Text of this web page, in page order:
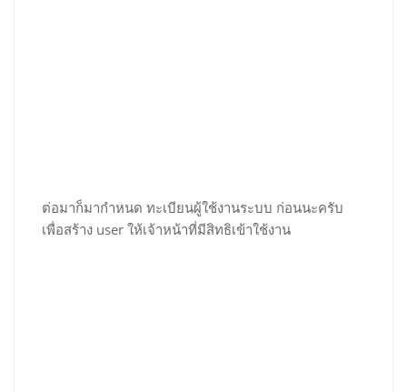
ต่อมาก็มากำหนด ทะเบียนผู้ใช้งานระบบ ก่อนนะครับ
เพื่อสร้าง user ให้เจ้าหน้าที่มีสิทธิเข้าใช้งาน